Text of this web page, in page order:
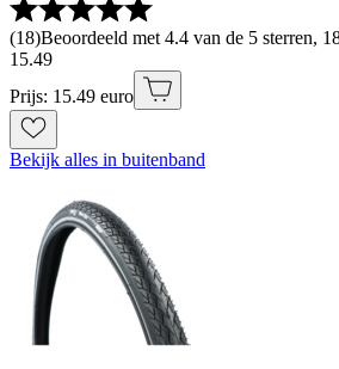
(18)Beoordeeld met 4.4 van de 5 sterren,
15.49
Prijs: 15.49 euro
Bekijk alles in buitenband